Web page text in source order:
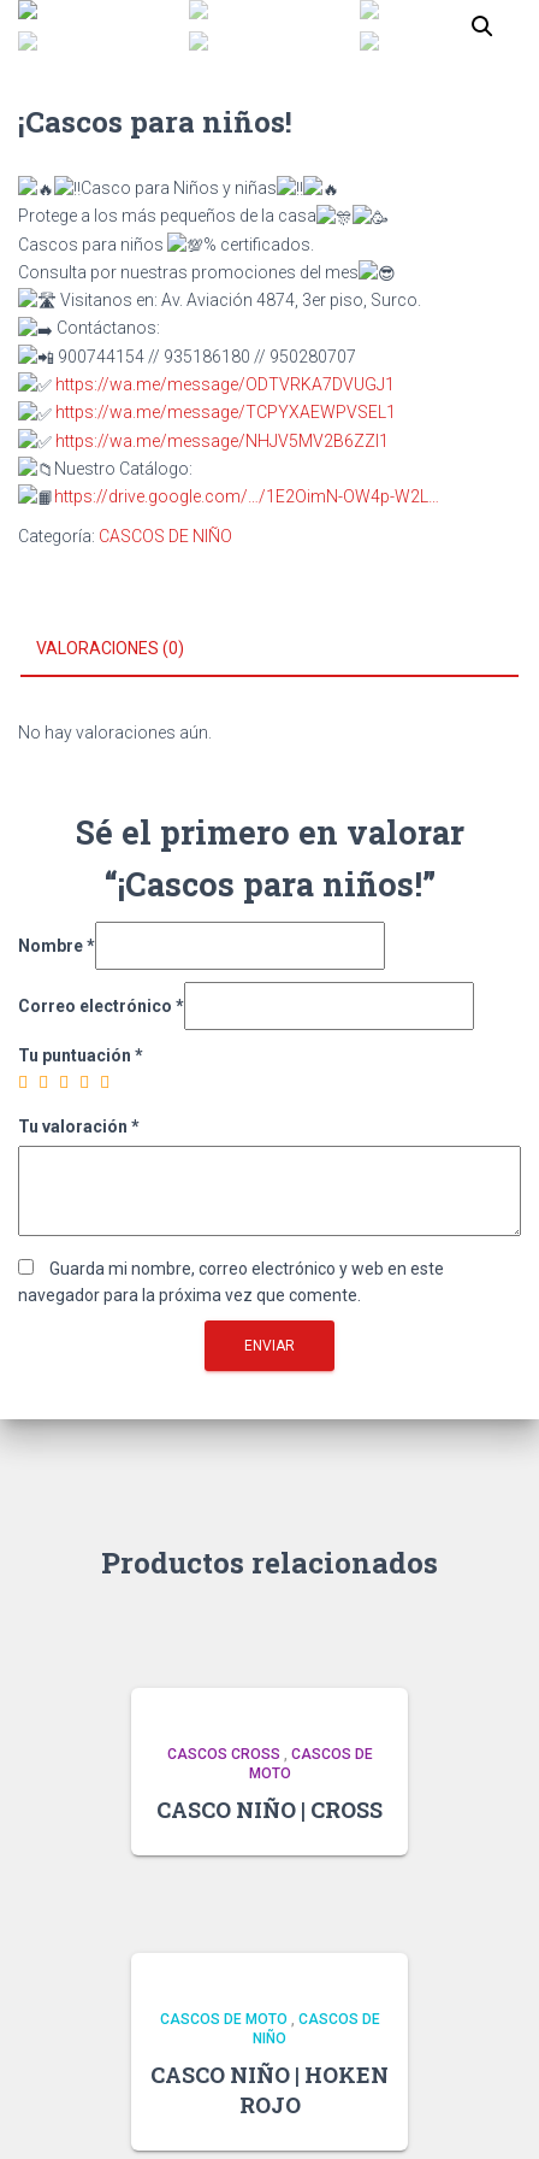
¡Cascos para niños!
Casco para Niños y niñas
Protege a los más pequeños de la casa
Cascos para niños
% certificados.
Consulta por nuestras promociones del mes
Visitanos en: Av. Aviación 4874, 3er piso, Surco.
Contáctanos:
900744154 // 935186180 // 950280707
https://wa.me/message/ODTVRKA7DVUGJ1
https://wa.me/message/TCPYXAEWPVSEL1
https://wa.me/message/NHJV5MV2B6ZZI1
Nuestro Catálogo:
https://drive.google.com/…/1E2OimN-OW4p-W2L…
Categoría: CASCOS DE NIÑO
VALORACIONES (0)
No hay valoraciones aún.
Sé el primero en valorar
“¡Cascos para niños!”
Nombre*
Correo electrónico *
Tu puntuación *
Tu valoración *
Guarda mi nombre, correo electrónico y web en este
navegador para la próxima vez que comente.
Productos relacionados
CASCOS CROSS , CASCOS DE
MOTO
CASCO NIÑO | CROSS
CASCOS DE MOTO, CASCOS DE
NIÑO
CASCO NIÑO | HOKEN
ROJO